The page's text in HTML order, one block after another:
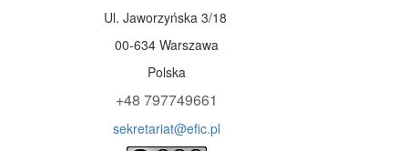
Ul. Jaworzyńska 3/18
00-634 Warszawa
Polska
+48 797749661
sekretariat@efic.pl